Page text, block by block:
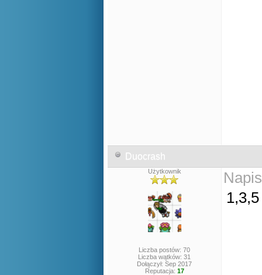
Duocrash
Użytkownik
Liczba postów: 70
Liczba wątków: 31
Dołączył: Sep 2017
Reputacja: 17